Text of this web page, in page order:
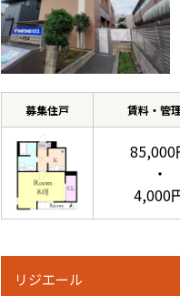
募集住戸 賃料・管
85,000
・
4,000
リジエール